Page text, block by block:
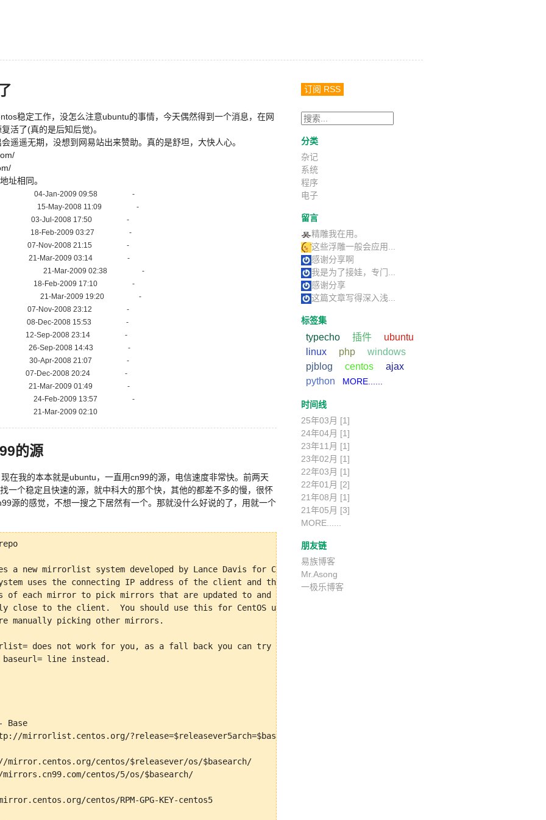
稳定工作，没怎么注意ubuntu的事情，今天偶然得到一个消息，在网
活了(真的是后知后觉)。
遥遥无期，没想到网易站出来赞助。真的是舒坦，大快人心。
址相同。
Jan-2009 09:58 -
May-2008 11:09 -
Jul-2008 17:50 -
Feb-2009 03:27 -
Nov-2008 21:15 -
Mar-2009 03:14 -
21-Mar-2009 02:38 -
Feb-2009 17:10 -
21-Mar-2009 19:20 -
Nov-2008 23:12 -
2008 15:53 -
Sep-2008 23:14 -
Sep-2008 14:43 -
Apr-2008 21:07 -
2008 20:24 -
Mar-2009 01:49 -
Feb-2009 13:57 -
Mar-2009 02:10
的源
在我的本本就是ubuntu，一直用cn99的源，电信速度非常快。前两天
一个稳定且快速的源，就中科大的那个快，其他的都差不多的慢，很怀
源的感觉，不想一搜之下居然有一个。那就没什么好说的了，用就一个
a new mirrorlist system developed by Lance Davis for CentOS.
uses the connecting IP address of the client and the
of each mirror to pick mirrors that are updated to and
close to the client.  You should use this for CentOS updates
manually picking other mirrors.
does not work for you, as a fall back you can try the
baseurl= line instead.
Base
mirrorlist.centos.org/?release=$releasever5arch=$basearch&
mirror.centos.org/centos/$releasever/os/$basearch/
centos/5/os/$basearch/
centos/RPM-GPG-KEY-centos5
订阅 RSS
分类
杂记
系统
程序
电子
留言
精雕我在用。
这些浮雕一般会应用...
感谢分享啊
我是为了接娃，专门...
感谢分享
这篇文章写得深入浅...
标签集
typecho 插件
ubuntu
linux
php
windows
pjblog
centos
ajax
python
MORE......
时间线
25年03月 [1]
24年04月 [1]
23年11月 [1]
23年02月 [1]
22年03月 [1]
22年01月 [2]
21年08月 [1]
21年05月 [3]
MORE......
朋友链
易族博客
Mr.Asong
一极乐博客